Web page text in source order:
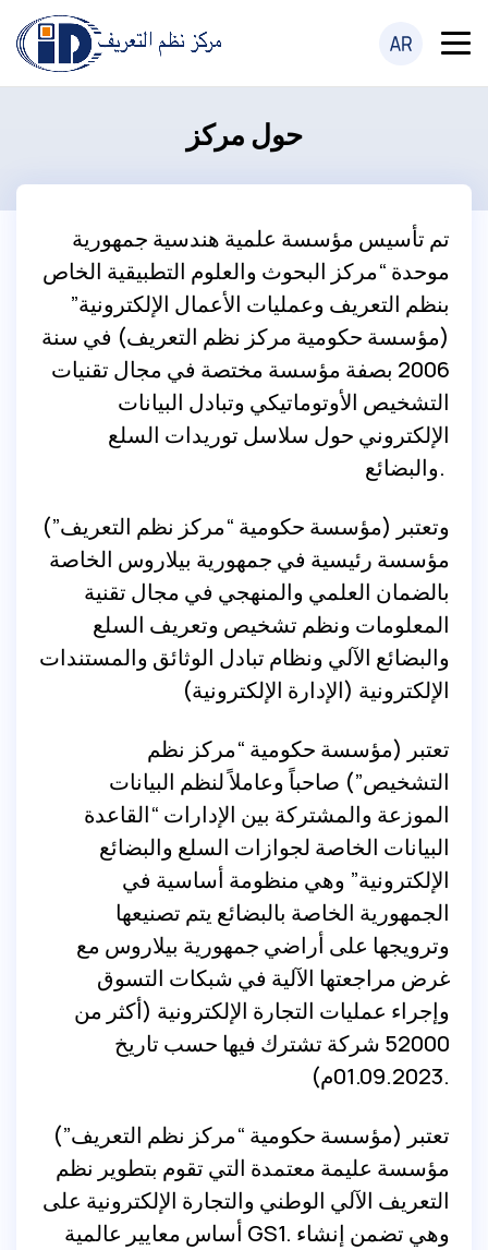
حول مركز
تم تأسيس مؤسسة علمية هندسية جمهورية
موحدة “مركز البحوث والعلوم التطبيقية الخاص
بنظم التعريف وعمليات الأعمال الإلكترونية”
(مؤسسة حكومية مركز نظم التعريف) في سنة
2006 بصفة مؤسسة مختصة في مجال تقنيات
التشخيص الأوتوماتيكي وتبادل البيانات
الإلكتروني حول سلاسل توريدات السلع
والبضائع.
وتعتبر (مؤسسة حكومية “مركز نظم التعريف”)
مؤسسة رئيسية في جمهورية بيلاروس الخاصة
بالضمان العلمي والمنهجي في مجال تقنية
المعلومات ونظم تشخيص وتعريف السلع
والبضائع الآلي ونظام تبادل الوثائق والمستندات
الإلكترونية (الإدارة الإلكترونية)
تعتبر (مؤسسة حكومية “مركز نظم
التشخيص”) صاحباً وعاملاً لنظم البيانات
الموزعة والمشتركة بين الإدارات “القاعدة
البيانات الخاصة لجوازات السلع والبضائع
الإلكترونية” وهي منظومة أساسية في
الجمهورية الخاصة بالبضائع يتم تصنيعها
وترويجها على أراضي جمهورية بيلاروس مع
غرض مراجعتها الآلية في شبكات التسوق
وإجراء عمليات التجارة الإلكترونية (أكثر من
52000 شركة تشترك فيها حسب تاريخ
01.09.2023م).
تعتبر (مؤسسة حكومية “مركز نظم التعريف”)
مؤسسة عليمة معتمدة التي تقوم بتطوير نظم
التعريف الآلي الوطني والتجارة الإلكترونية على
أساس معايير عالمية GS1. وهي تضمن إنشاء